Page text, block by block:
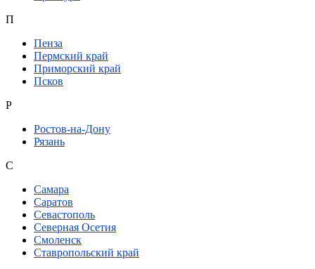
П
Пенза
Пермский край
Приморский край
Псков
Р
Ростов-на-Дону
Рязань
С
Самара
Саратов
Севастополь
Северная Осетия
Смоленск
Ставропольский край